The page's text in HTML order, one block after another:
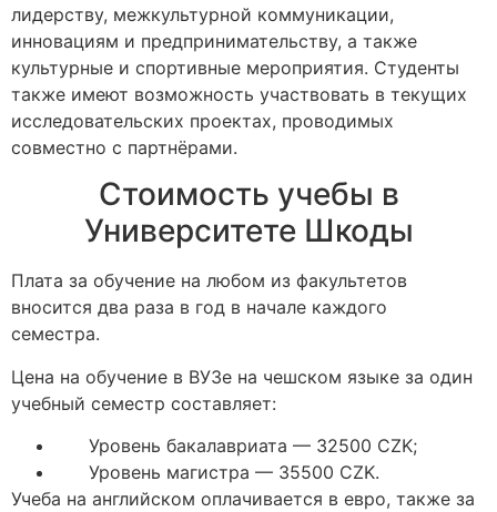
лидерству, межкультурной коммуникации,
инновациям и предпринимательству, а также
культурные и спортивные мероприятия. Студенты
также имеют возможность участвовать в текущих
исследовательских проектах, проводимых
совместно с партнёрами.
Стоимость учебы в
Университете Шкоды
Плата за обучение на любом из факультетов
вносится два раза в год в начале каждого
семестра.
Цена на обучение в ВУЗе на чешском языке за один
учебный семестр составляет:
Уровень бакалавриата — 32500 CZK;
Уровень магистра — 35500 CZK.
Учеба на английском оплачивается в евро, также за